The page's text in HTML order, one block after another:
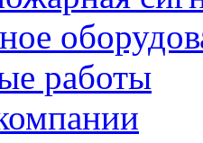
работы